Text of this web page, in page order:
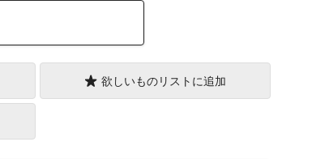
欲しいものリストに追加